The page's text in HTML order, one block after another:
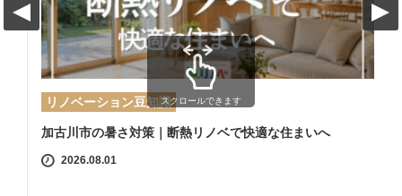
リノベーション豆知識
加古川市の暑さ対策｜断熱リノベで快適な住まいへ
2026.08.01
スクロールできます